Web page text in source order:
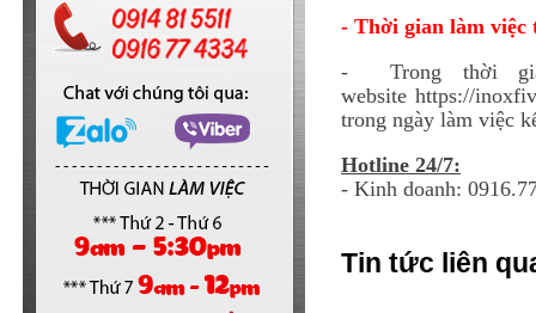
- Thời gian làm việc
- Trong thời
website https://
trong ngày làm việc
Hotline 24/7:
- Kinh doanh:
Tin tức liên